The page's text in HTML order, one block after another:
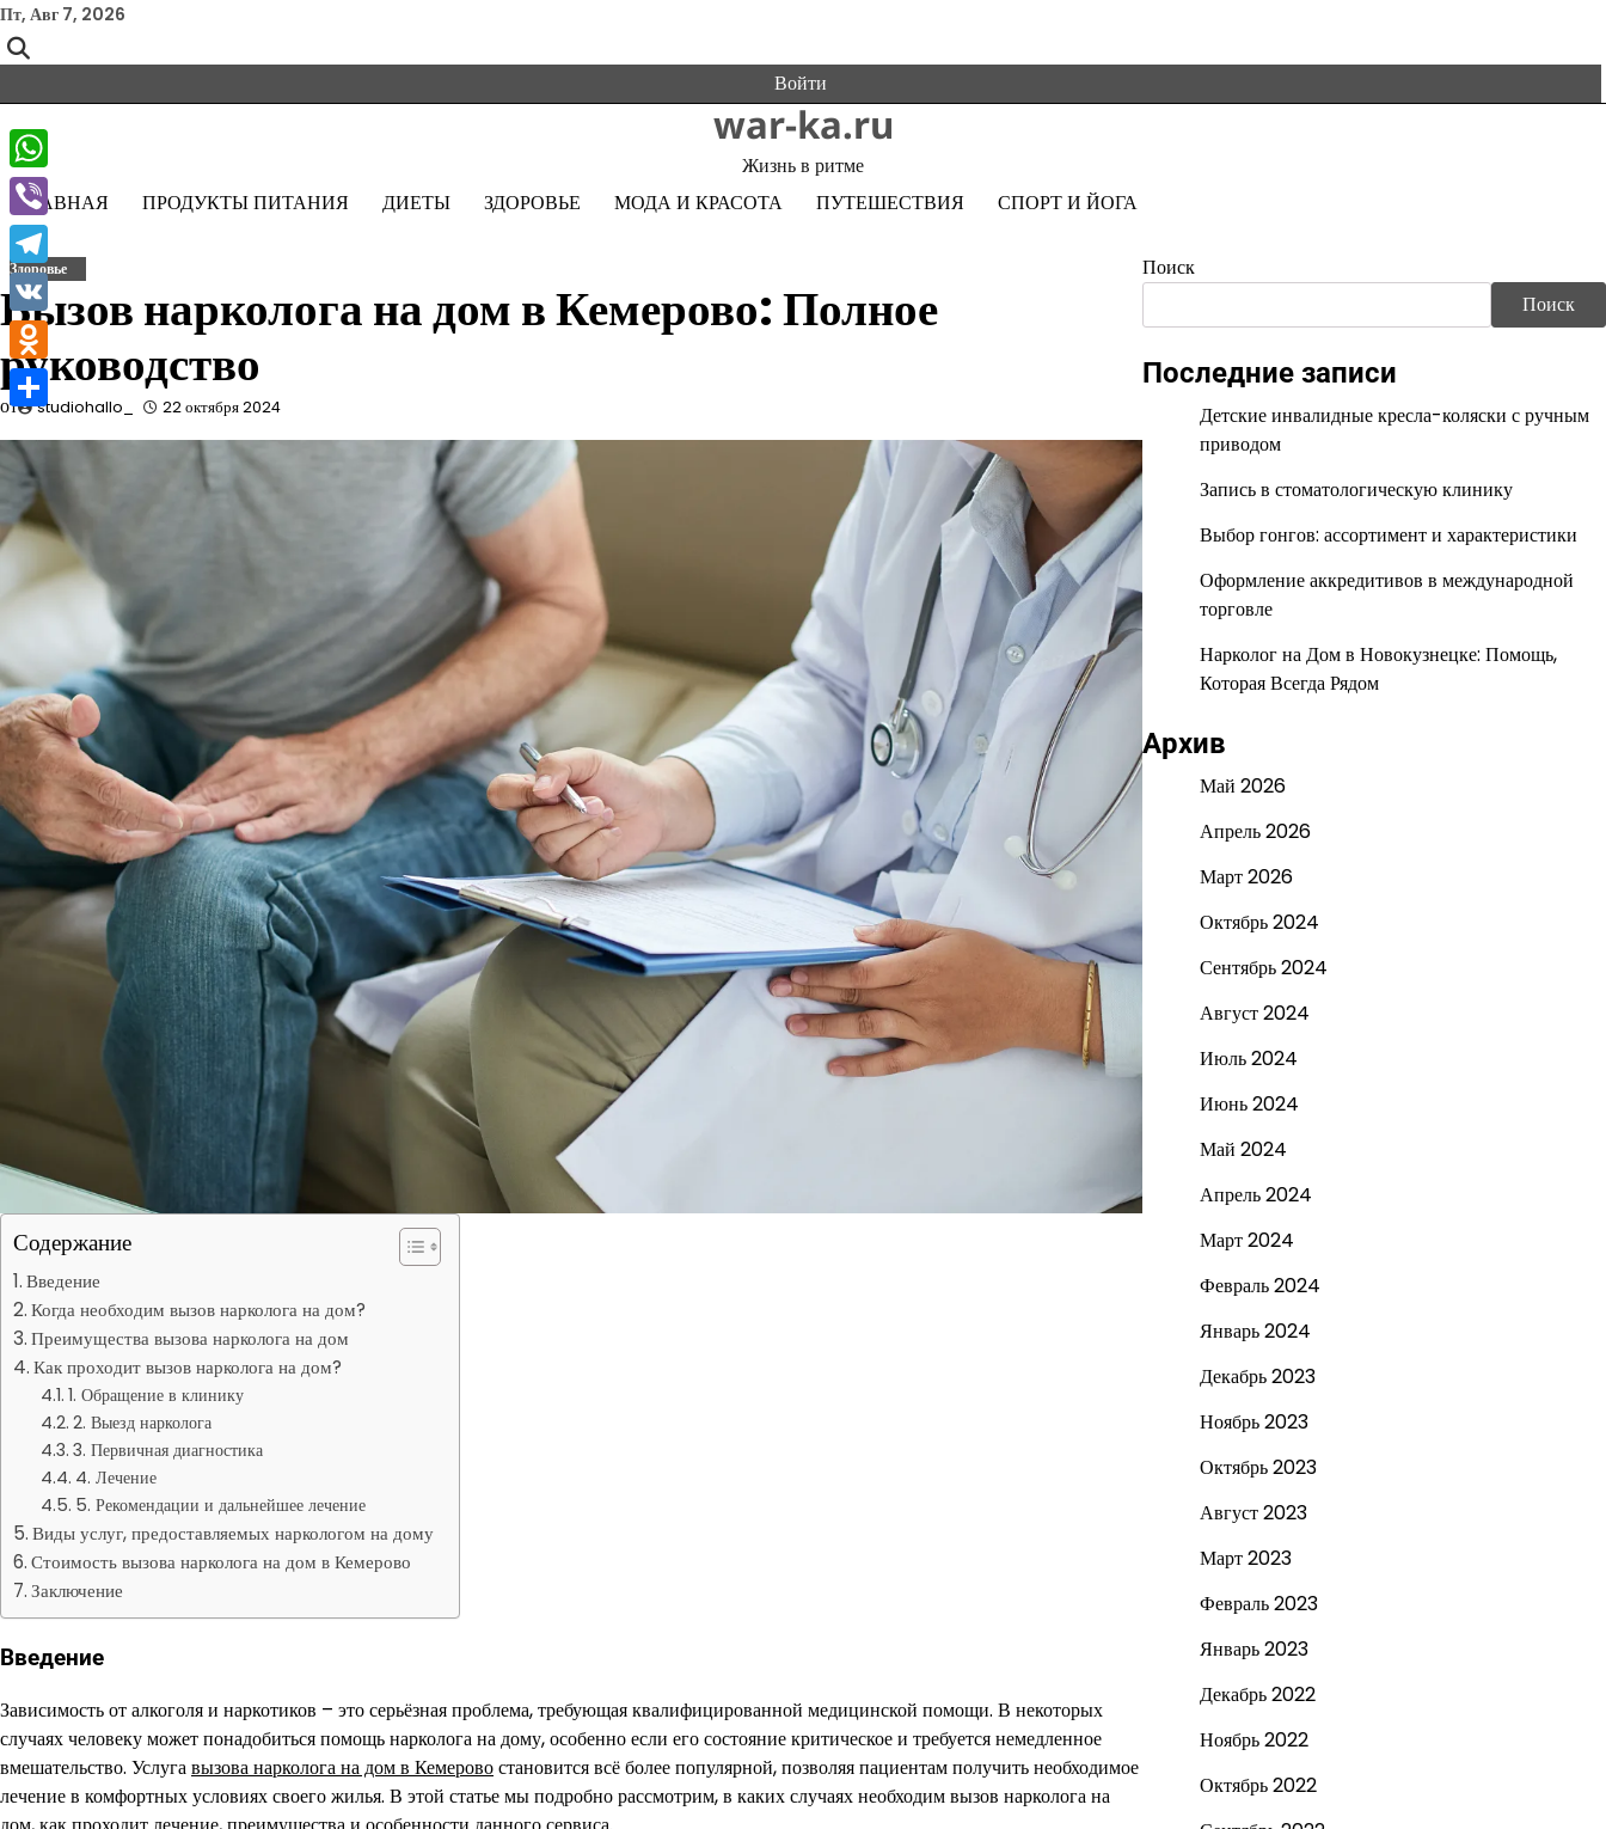
Перейти
к
содержимому
Пт, Авг 7, 2026
Войти
war-ka.ru
Жизнь в ритме
ГЛАВНАЯ
ПРОДУКТЫ ПИТАНИЯ ДИЕТЫ ЗДОРОВЬЕ МОДА И КРАСОТА ПУТЕШЕСТВИЯ СПОРТ И ЙОГА
Здоровье
Вызов нарколога на дом в Кемерово: Полное
руководство
от studiohallo_ 22 октября 2024
Содержание
Введение
Когда необходим вызов нарколога на дом?
Преимущества вызова нарколога на дом
Как проходит вызов нарколога на дом?
1. Обращение в клинику
2. Выезд нарколога
3. Первичная диагностика
4. Лечение
5. Рекомендации и дальнейшее лечение
Виды услуг, предоставляемых наркологом на дому
Стоимость вызова нарколога на дом в Кемерово
Заключение
Введение
Зависимость от алкоголя и наркотиков – это серьёзная проблема, требующая квалифицированной медицинской помощи. В некоторых
случаях человеку может понадобиться помощь нарколога на дому, особенно если его состояние критическое и требуется немедленное
вмешательство. Услугавызова нарколога на дом в Кемеровостановится всё более популярной, позволяя пациентам получить необходимое
лечение в комфортных условиях своего жилья. В этой статье мы подробно рассмотрим, в каких случаях необходим вызов нарколога на
Поиск
Поиск
Последние записи
Детские инвалидные кресла-коляски с ручным
приводом
Запись в стоматологическую клинику
Выбор гонгов: ассортимент и характеристики
Оформление аккредитивов в международной
торговле
Нарколог на Дом в Новокузнецке: Помощь,
Которая Всегда Рядом
Архив
Май 2026
Апрель 2026
Март 2026
Октябрь 2024
Сентябрь 2024
Август 2024
Июль 2024
Июнь 2024
Май 2024
Апрель 2024
Март 2024
Февраль 2024
Январь 2024
Декабрь 2023
Ноябрь 2023
Октябрь 2023
Август 2023
Март 2023
Февраль 2023
Январь 2023
Декабрь 2022
Ноябрь 2022
Октябрь 2022
WhatsApp
Viber
Telegram
VK
Odnoklassniki